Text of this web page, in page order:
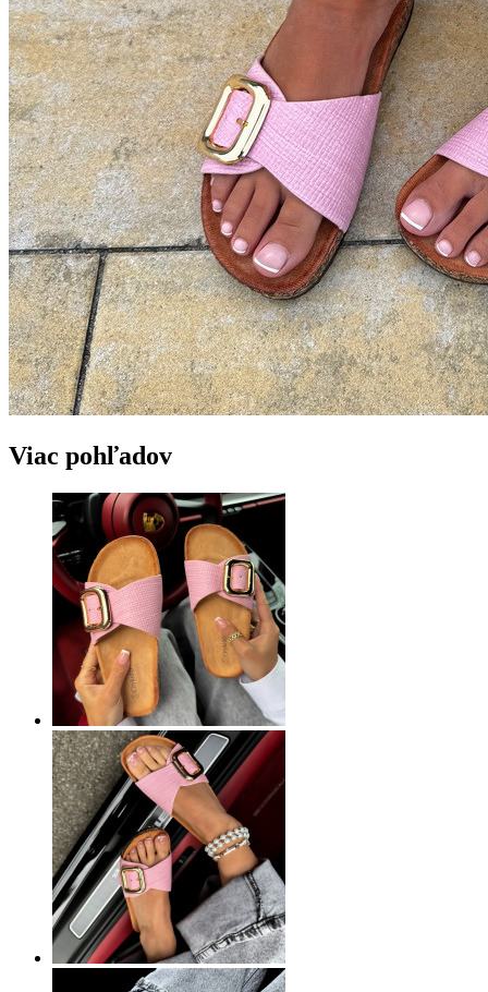
Viac pohľadov